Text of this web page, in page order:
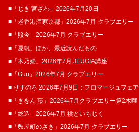
■「じき 宮ざわ」2026年7月20日
■「老香港酒家京都」2026年7月 クラブエリー
■「照今」2026年7月 クラブエリー
■「夏帆」ほか、最近読んだもの
■「木乃婦」2026年7月 JEUGIA講座
■「Guu」2026年7月 クラブエリー
■ りすのろ 2026年7月9日：フロマージュフェア
■「ぎをん 藤」2026年7月クラブエリー第2木曜
■「総造」2026年7月 桃といちじく
■「麩屋町のざき」2026年7月 クラブエリー